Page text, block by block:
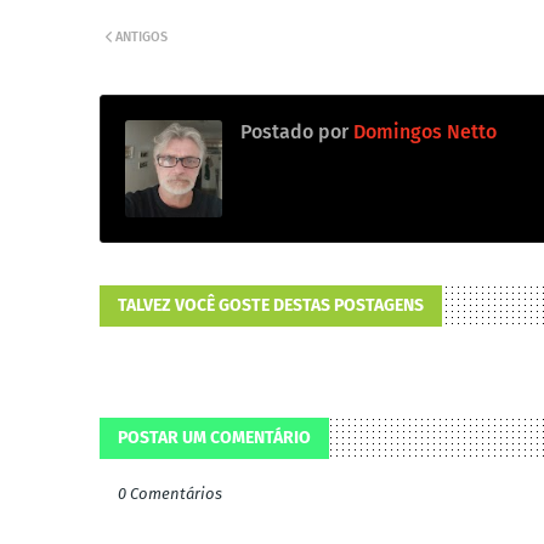
ANTIGOS
Postado por Domingos Netto
TALVEZ VOCÊ GOSTE DESTAS POSTAGENS
POSTAR UM COMENTÁRIO
0 Comentários